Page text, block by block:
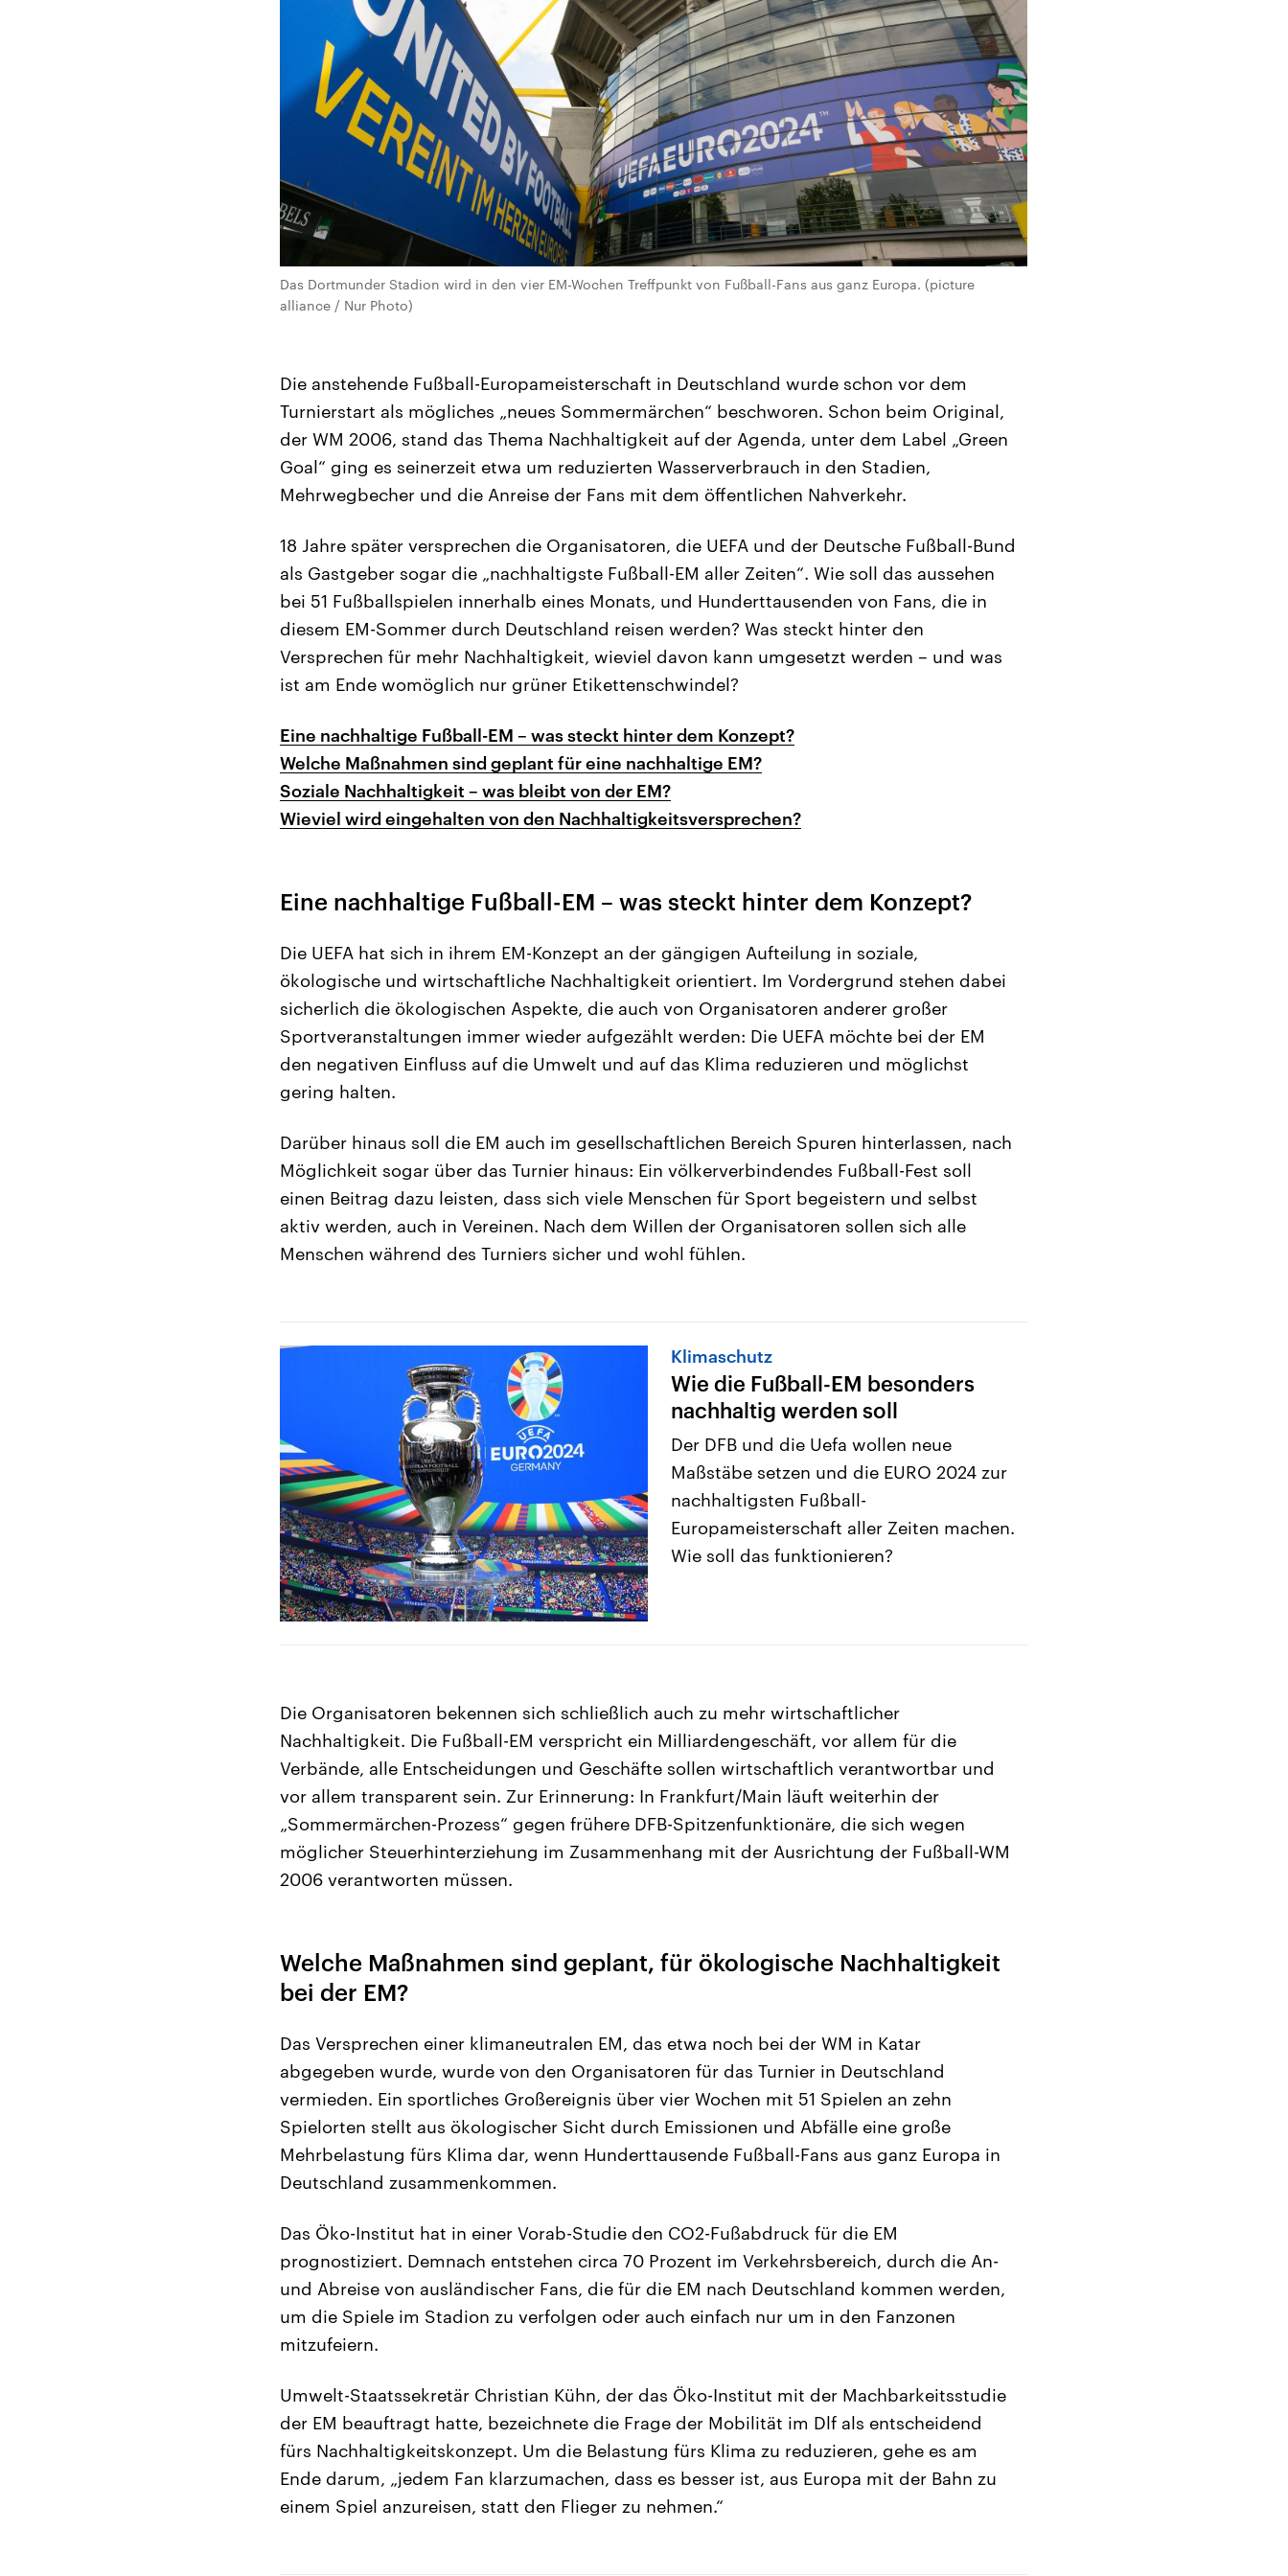
Das Dortmunder Stadion wird in den vier EM-Wochen Treffpunkt von Fußball-Fans aus ganz Europa. (picture
alliance / Nur Photo)
Die anstehende Fußball-Europameisterschaft in Deutschland wurde schon vor dem
Turnierstart als mögliches „neues Sommermärchen“ beschworen. Schon beim Original,
der WM 2006, stand das Thema Nachhaltigkeit auf der Agenda, unter dem Label „Green
Goal“ ging es seinerzeit etwa um reduzierten Wasserverbrauch in den Stadien,
Mehrwegbecher und die Anreise der Fans mit dem öffentlichen Nahverkehr.
18 Jahre später versprechen die Organisatoren, die UEFA und der Deutsche Fußball-Bund
als Gastgeber sogar die „nachhaltigste Fußball-EM aller Zeiten“. Wie soll das aussehen
bei 51 Fußballspielen innerhalb eines Monats, und Hunderttausenden von Fans, die in
diesem EM-Sommer durch Deutschland reisen werden? Was steckt hinter den
Versprechen für mehr Nachhaltigkeit, wieviel davon kann umgesetzt werden – und was
ist am Ende womöglich nur grüner Etikettenschwindel?
Eine nachhaltige Fußball-EM – was steckt hinter dem Konzept?
Welche Maßnahmen sind geplant für eine nachhaltige EM?
Soziale Nachhaltigkeit – was bleibt von der EM?
Wieviel wird eingehalten von den Nachhaltigkeitsversprechen?
Eine nachhaltige Fußball-EM – was steckt hinter dem Konzept?
Die UEFA hat sich in ihrem EM-Konzept an der gängigen Aufteilung in soziale,
ökologische und wirtschaftliche Nachhaltigkeit orientiert. Im Vordergrund stehen dabei
sicherlich die ökologischen Aspekte, die auch von Organisatoren anderer großer
Sportveranstaltungen immer wieder aufgezählt werden: Die UEFA möchte bei der EM
den negativen Einfluss auf die Umwelt und auf das Klima reduzieren und möglichst
gering halten.
Darüber hinaus soll die EM auch im gesellschaftlichen Bereich Spuren hinterlassen, nach
Möglichkeit sogar über das Turnier hinaus: Ein völkerverbindendes Fußball-Fest soll
einen Beitrag dazu leisten, dass sich viele Menschen für Sport begeistern und selbst
aktiv werden, auch in Vereinen. Nach dem Willen der Organisatoren sollen sich alle
Menschen während des Turniers sicher und wohl fühlen.
Klimaschutz
Wie die Fußball-EM besonders
nachhaltig werden soll
Der DFB und die Uefa wollen neue
Maßstäbe setzen und die EURO 2024 zur
nachhaltigsten Fußball-
Europameisterschaft aller Zeiten machen.
Wie soll das funktionieren?
Die Organisatoren bekennen sich schließlich auch zu mehr wirtschaftlicher
Nachhaltigkeit. Die Fußball-EM verspricht ein Milliardengeschäft, vor allem für die
Verbände, alle Entscheidungen und Geschäfte sollen wirtschaftlich verantwortbar und
vor allem transparent sein. Zur Erinnerung: In Frankfurt/Main läuft weiterhin der
„Sommermärchen-Prozess“ gegen frühere DFB-Spitzenfunktionäre, die sich wegen
möglicher Steuerhinterziehung im Zusammenhang mit der Ausrichtung der Fußball-WM
2006 verantworten müssen.
Welche Maßnahmen sind geplant, für ökologische Nachhaltigkeit
bei der EM?
Das Versprechen einer klimaneutralen EM, das etwa noch bei der WM in Katar
abgegeben wurde, wurde von den Organisatoren für das Turnier in Deutschland
vermieden. Ein sportliches Großereignis über vier Wochen mit 51 Spielen an zehn
Spielorten stellt aus ökologischer Sicht durch Emissionen und Abfälle eine große
Mehrbelastung fürs Klima dar, wenn Hunderttausende Fußball-Fans aus ganz Europa in
Deutschland zusammenkommen.
Das Öko-Institut hat in einer Vorab-Studie den CO2-Fußabdruck für die EM
prognostiziert. Demnach entstehen circa 70 Prozent im Verkehrsbereich, durch die An-
und Abreise von ausländischer Fans, die für die EM nach Deutschland kommen werden,
um die Spiele im Stadion zu verfolgen oder auch einfach nur um in den Fanzonen
mitzufeiern.
Umwelt-Staatssekretär Christian Kühn, der das Öko-Institut mit der Machbarkeitsstudie
der EM beauftragt hatte, bezeichnete die Frage der Mobilität im Dlf als entscheidend
fürs Nachhaltigkeitskonzept. Um die Belastung fürs Klima zu reduzieren, gehe es am
Ende darum, „jedem Fan klarzumachen, dass es besser ist, aus Europa mit der Bahn zu
einem Spiel anzureisen, statt den Flieger zu nehmen.“